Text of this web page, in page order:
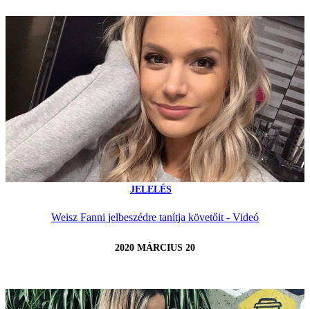
JELELÉS
Weisz Fanni jelbeszédre tanítja követőit - Videó
2020 MÁRCIUS 20